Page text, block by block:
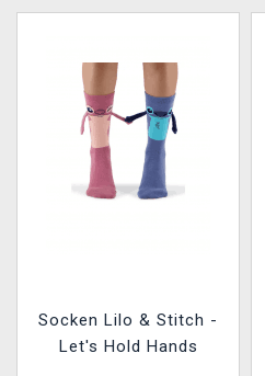
Socken Lilo & Stitch -
Let's Hold Hands